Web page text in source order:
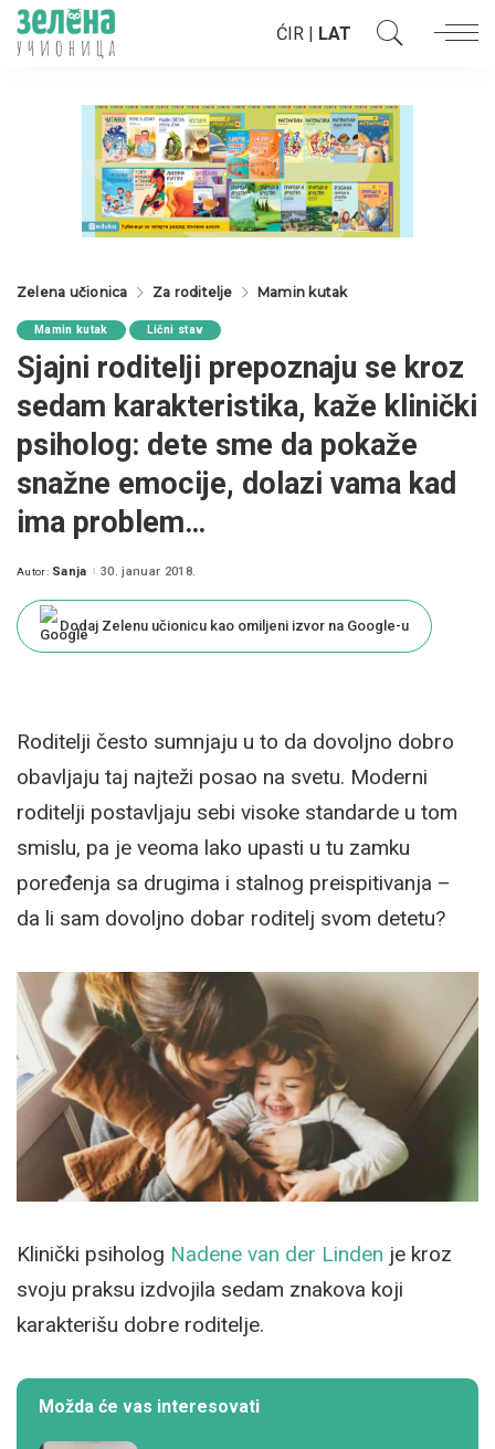
ĆIR | LAT
Zelena učionica Za roditelje Mamin kutak
Mamin kutak Lični stav
Sjajni roditelji prepoznaju se kroz
sedam karakteristika, kaže klinički
psiholog: dete sme da pokaže
snažne emocije, dolazi vama kad
ima problem…
Posted
Autor: Sanja 30. januar 2018.
Dodaj Zelenu učionicu kao omiljeni izvor na Google-u
Roditelji često sumnjaju u to da dovoljno dobro
obavljaju taj najteži posao na svetu. Moderni
roditelji postavljaju sebi visoke standarde u tom
smislu, pa je veoma lako upasti u tu zamku
poređenja sa drugima i stalnog preispitivanja –
da li sam dovoljno dobar roditelj svom detetu?
Klinički psiholog Nadene van der Linden je kroz
svoju praksu izdvojila sedam znakova koji
karakterišu dobre roditelje.
Možda će vas interesovati